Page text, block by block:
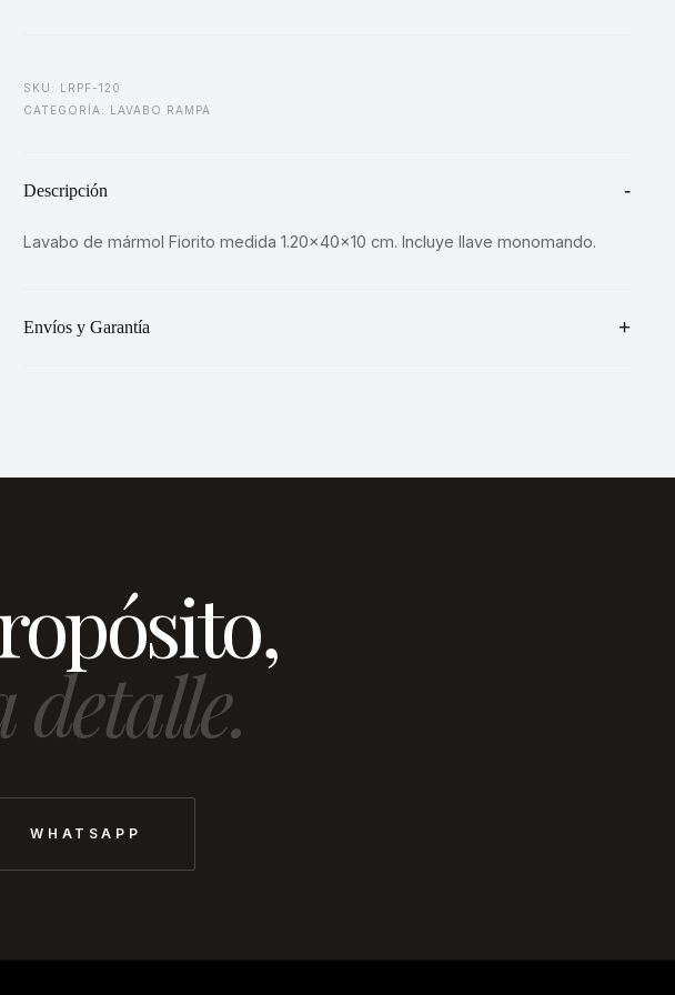
SKU: LRPF-120
CATEGORÍA: LAVABO RAMPA
Descripción
Lavabo de mármol Fiorito medida 1.20x40x10 cm. Incluye llave monomando.
Envíos y Garantía
detalle.
WHATSAPP